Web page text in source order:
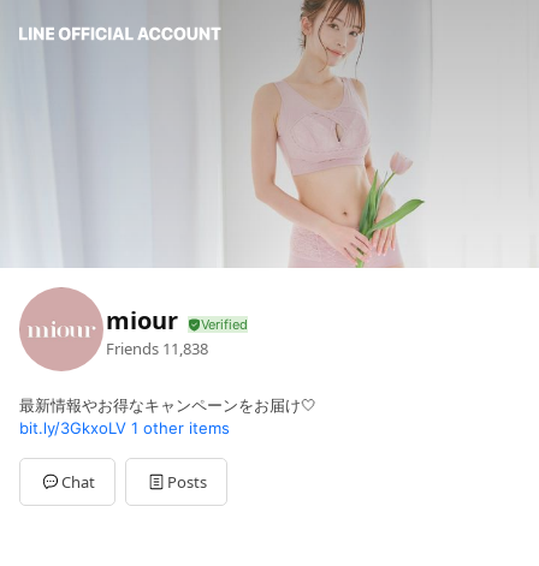
miour
Friends 11,838
最新情報やお得なキャンペーンをお届け🤍
bit.ly/3GkxoLV 1 other items
Chat Posts